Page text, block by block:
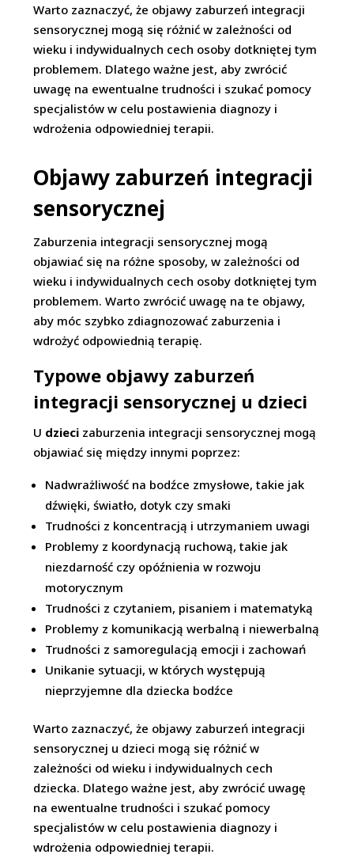
Warto zaznaczyć, że objawy zaburzeń integracji
sensorycznej mogą się różnić w zależności od
wieku i indywidualnych cech osoby dotkniętej tym
problemem. Dlatego ważne jest, aby zwrócić
uwagę na ewentualne trudności i szukać pomocy
specjalistów w celu postawienia diagnozy i
wdrożenia odpowiedniej terapii.
Objawy zaburzeń integracji
sensorycznej
Zaburzenia integracji sensorycznej mogą
objawiać się na różne sposoby, w zależności od
wieku i indywidualnych cech osoby dotkniętej tym
problemem. Warto zwrócić uwagę na te objawy,
aby móc szybko zdiagnozować zaburzenia i
wdrożyć odpowiednią terapię.
Typowe objawy zaburzeń
integracji sensorycznej u dzieci
U dzieci zaburzenia integracji sensorycznej mogą
objawiać się między innymi poprzez:
Nadwrażliwość na bodźce zmysłowe, takie jak
dźwięki, światło, dotyk czy smaki
Trudności z koncentracją i utrzymaniem uwagi
Problemy z koordynacją ruchową, takie jak
niezdarność czy opóźnienia w rozwoju
motorycznym
Trudności z czytaniem, pisaniem i matematyką
Problemy z komunikacją werbalną i niewerbalną
Trudności z samoregulacją emocji i zachowań
Unikanie sytuacji, w których występują
nieprzyjemne dla dziecka bodźce
Warto zaznaczyć, że objawy zaburzeń integracji
sensorycznej u dzieci mogą się różnić w
zależności od wieku i indywidualnych cech
dziecka. Dlatego ważne jest, aby zwrócić uwagę
na ewentualne trudności i szukać pomocy
specjalistów w celu postawienia diagnozy i
wdrożenia odpowiedniej terapii.